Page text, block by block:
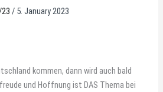
/ 5. January 2023
kommen, dann wird auch bald
und Hoffnung ist DAS Thema bei